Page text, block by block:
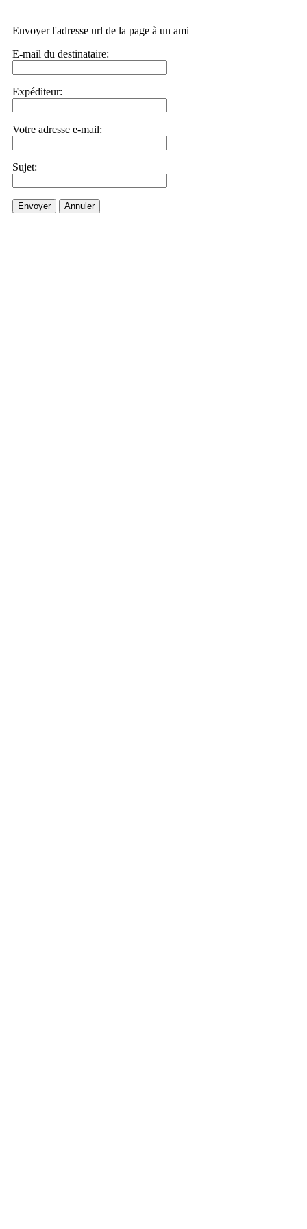
Envoyer l'adresse url de la page à un ami
E-mail du destinataire:
Expéditeur:
Votre adresse e-mail:
Sujet:
Envoyer Annuler